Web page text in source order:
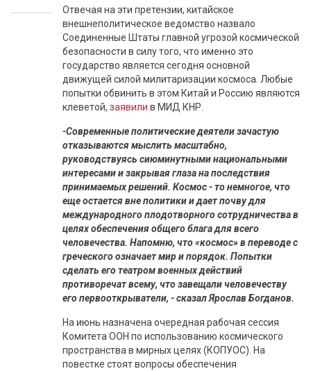
Отвечая на эти претензии, китайское
внешнеполитическое ведомство назвало
Соединенные Штаты главной угрозой космической
безопасности в силу того, что именно это
государство является сегодня основной
движущей силой милитаризации космоса. Любые
попытки обвинить в этом Китай и Россию являются
клеветой, заявили в МИД КНР.
-Современные политические деятели зачастую
отказываются мыслить масштабно,
руководствуясь сиюминутными национальными
интересами и закрывая глаза на последствия
принимаемых решений. Космос - то немногое, что
еще остается вне политики и дает почву для
международного плодотворного сотрудничества в
целях обеспечения общего блага для всего
человечества. Напомню, что «космос» в переводе с
греческого означает мир и порядок. Попытки
сделать его театром военных действий
противоречат всему, что завещали человечеству
его первооткрыватели, - сказал Ярослав Богданов.
На июнь назначена очередная рабочая сессия
Комитета ООН по использованию космического
пространства в мирных целях (КОПУОС). На
повестке стоят вопросы обеспечения